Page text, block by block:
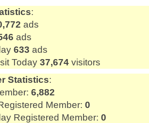
:
ads
ads
633 ads
Today 37,674 visitors
Statistics:
6,882
Member: 0
Registered Member: 0